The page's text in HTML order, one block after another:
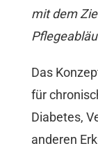
mit dem
Das
für
Diabetes,
anderen